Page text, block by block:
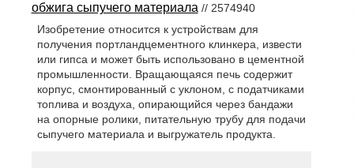
обжига сыпучего материала// 2574940
Изобретение относится к устройствам для
получения портландцементного клинкера, извести
или гипса и может быть использовано в цементной
промышленности. Вращающаяся печь содержит
корпус, смонтированный с уклоном, с податчиками
топлива и воздуха, опирающийся через бандажи
на опорные ролики, питательную трубу для подачи
сыпучего материала и выгружатель продукта.